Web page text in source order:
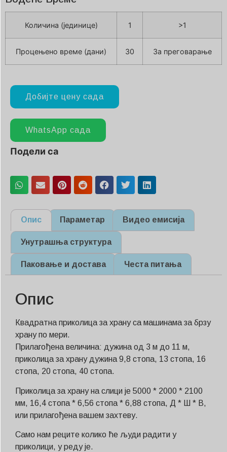
Количина (јединице) 1 >1
Процењено време (дани) 30 За преговарање
Добијте цену сада
WhatsApp сада
Подели са
Опис Параметар Видео емисија
Унутрашња структура
Паковање и достава Честа питања
Опис
Квадратна приколица за храну са машинама за брзу
храну по мери.
Прилагођена величина: дужина од 3 м до 11 м,
приколица за храну дужина 9,8 стопа, 13 стопа, 16
стопа, 20 стопа, 40 стопа.
Приколица за храну на слици је 5000 * 2000 * 2100
мм, 16,4 стопа * 6,56 стопа * 6,88 стопа, Д * Ш * В,
или прилагођена вашем захтеву.
Само нам реците колико ће људи радити у
приколици, у реду је.